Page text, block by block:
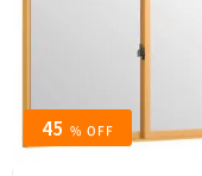
45% OFF